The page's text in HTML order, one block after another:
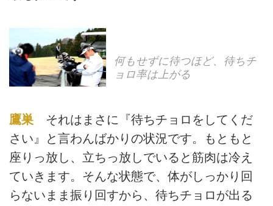
何もせずに待つほど、待ちチ
ョロ率は上がる
鷹巣 それはまさに『待ちチョロをしてくだ
さい』と言わんばかりの状況です。もともと
座りっ放し、立ちっ放しでいると筋肉は冷え
ていきます。そんな状態で、体がしっかり回
らないまま振り回すから、待ちチョロが出る